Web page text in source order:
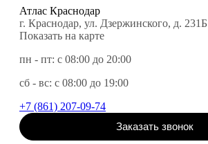
Атлас Краснодар
г. Краснодар, ул. Дзержинского, д. 231Б
Показать на карте
пн - пт: с 08:00 до 20:00
сб - вс: с 08:00 до 19:00
+7 (861) 207-09-74
Заказать звонок